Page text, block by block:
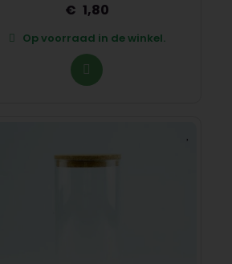
1,80
Op voorraad in de winkel.